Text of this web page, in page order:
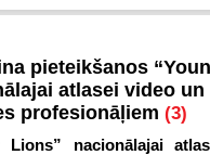
pieteikšanos
atlasei video
profesionāļiem (3)
Lions” nacionālajai